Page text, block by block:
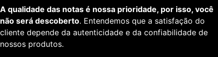
A qualidade das notas é nossa prioridade, por isso, você
não será descoberto. Entendemos que a satisfação do
cliente depende da autenticidade e da confiabilidade de
nossos produtos.